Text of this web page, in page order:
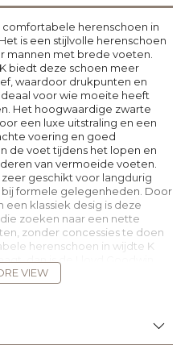
comfortabele herenschoen in
is een stijlvolle herenschoen
mannen met brede voeten.
biedt deze schoen meer
waardoor drukpunten en
voor wie moeite heeft
Het hoogwaardige zwarte
een luxe uitstraling en een
voering en goed
de voet tijdens het lopen en
van vermoeide voeten.
geschikt voor langdurig
formele gelegenheden. Door
klassiek desig is deze
zoeken naar een nette
zonder concessies te doen
herenschoen in wijdte K
dan is de Lloyd Goodwin
zijn uitneembaar.
VIEW